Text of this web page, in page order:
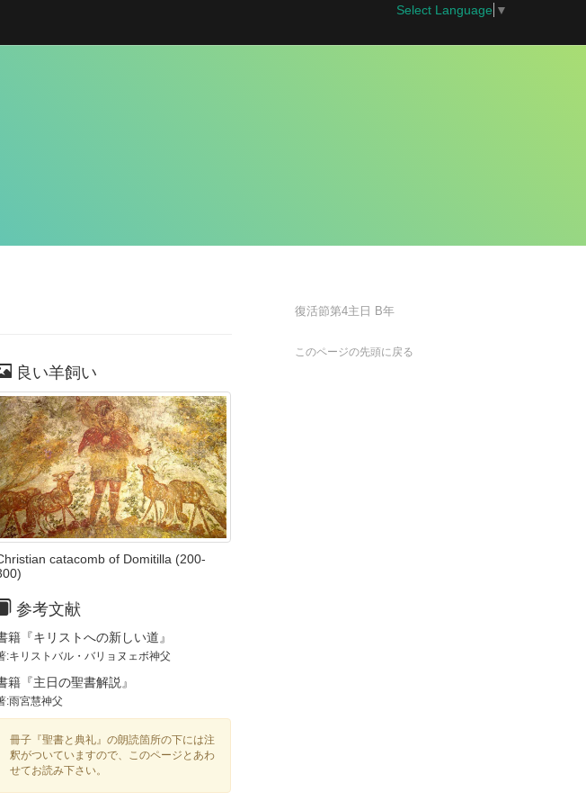
Select Language ▼
良い羊飼い
catacomb of Domitilla (200-
参考文献
籍『キリストへの新しい道』
:キリストバル・バリョヌェボ神父
籍『主日の聖書解説』
:雨宮慧神父
冊子『聖書と典礼』の朗読箇所の下には注
釈がついていますので、このページとあわ
せてお読み下さい。
復活節第4主日 B年
このページの先頭に戻る